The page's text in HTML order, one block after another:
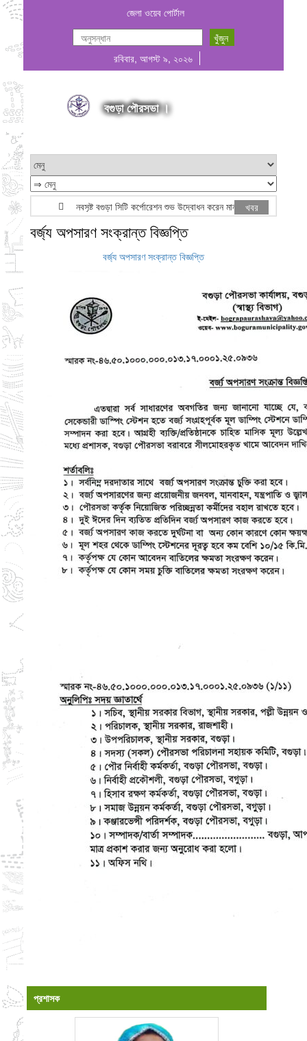
জেলা ওয়েব পোর্টাল
রবিবার, আগস্ট ৯, ২০২৬
বগুড়া পৌরসভা ।
নবসৃষ্ট বগুড়া সিটি কর্পোরেশন শুভ উদ্বোধন করেন মাননীয় প্রধানমন্ত্রী জনাব
খবর
বর্জ্য অপসারণ সংক্রান্ত বিজ্ঞপ্তি
বর্জ্য অপসারণ সংক্রান্ত বিজ্ঞপ্তি
প্রশাসক